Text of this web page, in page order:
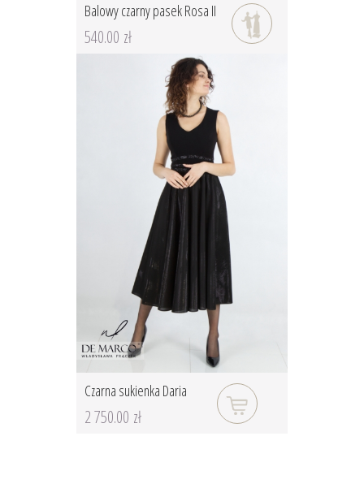
Balowy czarny pasek Rosa II
540.00 zł
Czarna sukienka Daria
2 750.00 zł